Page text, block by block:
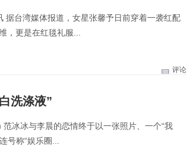
据台湾媒体报道，女星张馨予日前穿着一袭红配
，更是在红毯礼服...
评论
洗涤液”
冰冰与李晨的恋情终于以一张照片、一个“我
称“娱乐圈...